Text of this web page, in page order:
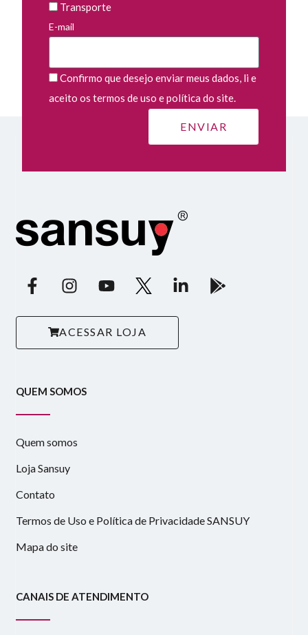
Transporte
E-mail
Confirmo que desejo enviar meus dados, li e
aceito os termos de uso e política do site.
ACESSAR LOJA
QUEM SOMOS
Quem somos
Loja Sansuy
Contato
Termos de Uso e Política de Privacidade SANSUY
Mapa do site
CANAIS DE ATENDIMENTO